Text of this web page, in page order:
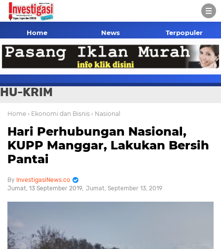
Home News Terpopuler
HU-KRIM
Home › Ekonomi dan Bisnis › Nasional
Hari Perhubungan Nasional,
KUPP Manggar, Lakukan Bersih
Pantai
InvestigasiNews.co
Jumat, 13 September 2019 Jumat, September 13, 2019